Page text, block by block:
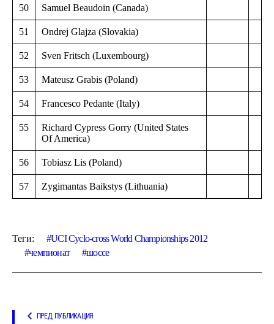
50 Samuel Beaudoin (Canada)
51 Ondrej Glajza (Slovakia)
52 Sven Fritsch (Luxembourg)
53 Mateusz Grabis (Poland)
54 Francesco Pedante (Italy)
55
Richard Cypress Gorry (United States
Of America)
56 Tobiasz Lis (Poland)
57 Zygimantas Baikstys (Lithuania)
Теги:
UCI Cyclo-cross World Championships 2012
чемпионат
шоссе
ПРЕД. ПУБЛИКАЦИЯ